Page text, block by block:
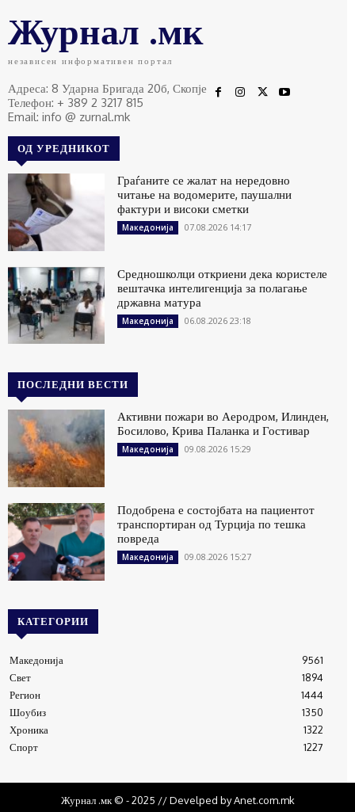
Журнал .мк
независен информативен портал
Адреса: 8 Ударна Бригада 20б, Скопје
Телефон: + 389 2 3217 815
Email: info @ zurnal.mk
ОД УРЕДНИКОТ
Граѓаните се жалат на нередовно
читање на водомерите, паушални
фактури и високи сметки
Македонија 07.08.2026 14:17
Средношколци откриени дека користеле
вештачка интелигенција за полагање
државна матура
Македонија 06.08.2026 23:18
ПОСЛЕДНИ ВЕСТИ
Активни пожари во Аеродром, Илинден,
Босилово, Крива Паланка и Гостивар
Македонија 09.08.2026 15:29
Подобрена е состојбата на пациентот
транспортиран од Турција по тешка
повреда
Македонија 09.08.2026 15:27
КАТЕГОРИИ
Македонија
9561
Свет
1894
Регион
1444
Шоубиз
1350
Хроника
1322
Спорт
1227
Журнал .мк © - 2025 // Develped by Anet.com.mk